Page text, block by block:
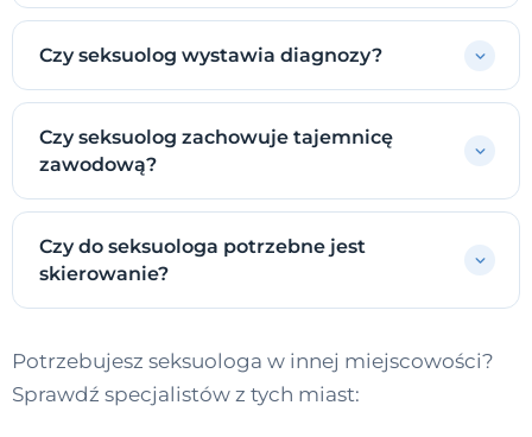
Czy seksuolog wystawia diagnozy?
Czy seksuolog zachowuje tajemnicę
zawodową?
Czy do seksuologa potrzebne jest
skierowanie?
Potrzebujesz seksuologa w innej miejscowości?
Sprawdź specjalistów z tych miast: